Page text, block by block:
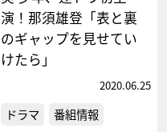
演！那須雄登「表と裏
のギャップを見せてい
けたら」
2020.06.25
ドラマ 番組情報